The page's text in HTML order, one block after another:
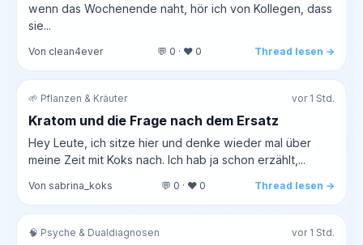
wenn das Wochenende naht, hör ich von Kollegen, dass
sie...
Von clean4ever 💬 0 · ❤️ 0 Thread lesen →
🌱 Pflanzen & Kräuter vor 1 Std.
Kratom und die Frage nach dem Ersatz
Hey Leute, ich sitze hier und denke wieder mal über
meine Zeit mit Koks nach. Ich hab ja schon erzählt,...
Von sabrina_koks 💬 0 · ❤️ 0 Thread lesen →
🧠 Psyche & Dualdiagnosen vor 1 Std.